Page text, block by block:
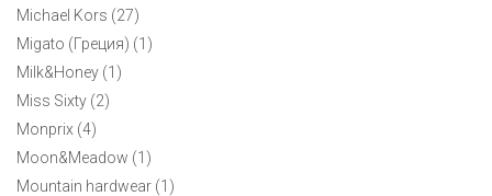
Мужская футболка Calvin Klein S
4500 ₽
Классическая футболка нейтрального белого цвета Сalvin
Klein с круглым вырезом.
Michael Kors (27)
Migato (Греция) (1)
Milk&Honey (1)
Miss Sixty (2)
Monprix (4)
Moon&Meadow (1)
Mountain hardwear (1)